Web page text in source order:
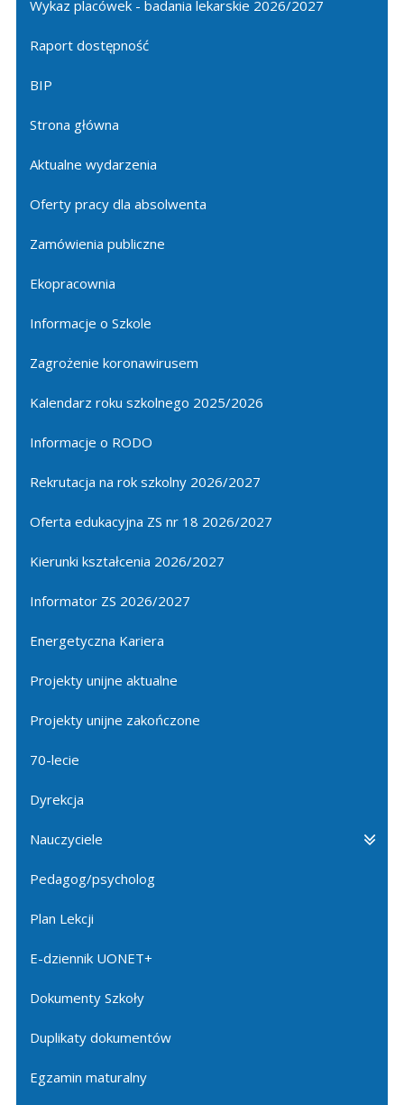
Wykaz placówek - badania lekarskie 2026/2027
Raport dostępność
BIP
Strona główna
Aktualne wydarzenia
Oferty pracy dla absolwenta
Zamówienia publiczne
Ekopracownia
Informacje o Szkole
Zagrożenie koronawirusem
Kalendarz roku szkolnego 2025/2026
Informacje o RODO
Rekrutacja na rok szkolny 2026/2027
Oferta edukacyjna ZS nr 18 2026/2027
Kierunki kształcenia 2026/2027
Informator ZS 2026/2027
Energetyczna Kariera
Projekty unijne aktualne
Projekty unijne zakończone
70-lecie
Dyrekcja
Nauczyciele
Pedagog/psycholog
Plan Lekcji
E-dziennik UONET+
Dokumenty Szkoły
Duplikaty dokumentów
Egzamin maturalny